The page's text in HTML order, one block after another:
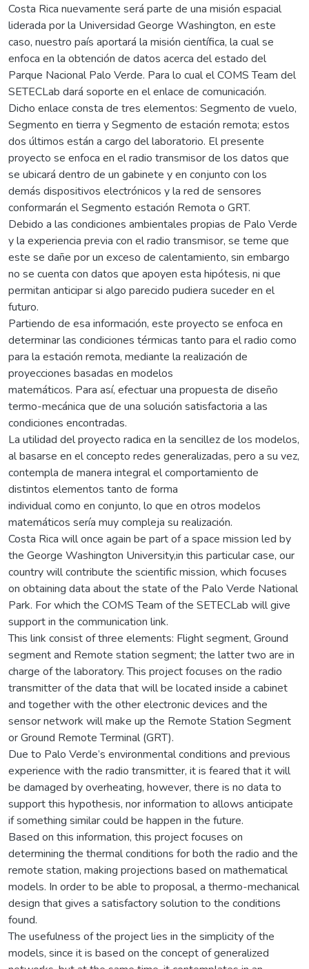
Costa Rica nuevamente será parte de una misión espacial
liderada por la Universidad George Washington, en este
caso, nuestro país aportará la misión científica, la cual se
enfoca en la obtención de datos acerca del estado del
Parque Nacional Palo Verde. Para lo cual el COMS Team del
SETECLab dará soporte en el enlace de comunicación.
Dicho enlace consta de tres elementos: Segmento de vuelo,
Segmento en tierra y Segmento de estación remota; estos
dos últimos están a cargo del laboratorio. El presente
proyecto se enfoca en el radio transmisor de los datos que
se ubicará dentro de un gabinete y en conjunto con los
demás dispositivos electrónicos y la red de sensores
conformarán el Segmento estación Remota o GRT.
Debido a las condiciones ambientales propias de Palo Verde
y la experiencia previa con el radio transmisor, se teme que
este se dañe por un exceso de calentamiento, sin embargo
no se cuenta con datos que apoyen esta hipótesis, ni que
permitan anticipar si algo parecido pudiera suceder en el
futuro.
Partiendo de esa información, este proyecto se enfoca en
determinar las condiciones térmicas tanto para el radio como
para la estación remota, mediante la realización de
proyecciones basadas en modelos
matemáticos. Para así, efectuar una propuesta de diseño
termo-mecánica que de una solución satisfactoria a las
condiciones encontradas.
La utilidad del proyecto radica en la sencillez de los modelos,
al basarse en el concepto redes generalizadas, pero a su vez,
contempla de manera integral el comportamiento de
distintos elementos tanto de forma
individual como en conjunto, lo que en otros modelos
matemáticos sería muy compleja su realización.
Costa Rica will once again be part of a space mission led by
the George Washington University,in this particular case, our
country will contribute the scientific mission, which focuses
on obtaining data about the state of the Palo Verde National
Park. For which the COMS Team of the SETECLab will give
support in the communication link.
This link consist of three elements: Flight segment, Ground
segment and Remote station segment; the latter two are in
charge of the laboratory. This project focuses on the radio
transmitter of the data that will be located inside a cabinet
and together with the other electronic devices and the
sensor network will make up the Remote Station Segment
or Ground Remote Terminal (GRT).
Due to Palo Verde’s environmental conditions and previous
experience with the radio transmitter, it is feared that it will
be damaged by overheating, however, there is no data to
support this hypothesis, nor information to allows anticipate
if something similar could be happen in the future.
Based on this information, this project focuses on
determining the thermal conditions for both the radio and the
remote station, making projections based on mathematical
models. In order to be able to proposal, a thermo-mechanical
design that gives a satisfactory solution to the conditions
found.
The usefulness of the project lies in the simplicity of the
models, since it is based on the concept of generalized